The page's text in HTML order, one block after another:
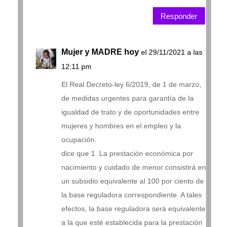
Responder
Mujer y MADRE hoy el 29/11/2021 a las
12:11 pm
El Real Decreto-ley 6/2019, de 1 de marzo,
de medidas urgentes para garantía de la
igualdad de trato y de oportunidades entre
mujeres y hombres en el empleo y la
ocupación.
dice que 1. La prestación económica por
nacimiento y cuidado de menor consistirá en
un subsidio equivalente al 100 por ciento de
la base reguladora correspondiente. A tales
efectos, la base reguladora será equivalente
a la que esté establecida para la prestación